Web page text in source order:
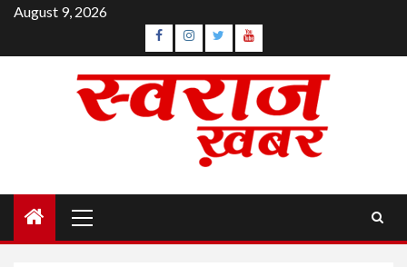
Skip
content
August 9, 2026
Facebook
Instagram
TwitterYouTube
Menu